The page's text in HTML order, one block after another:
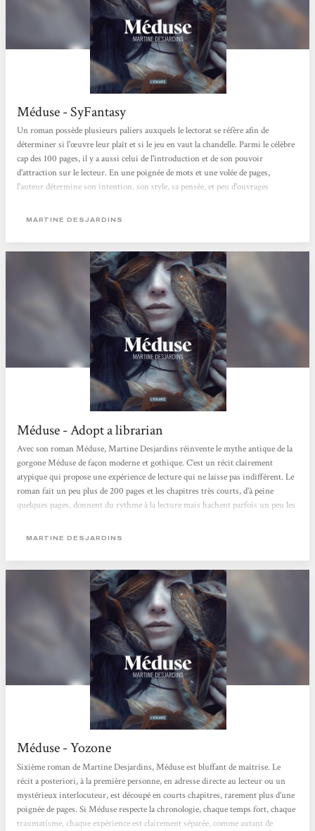
Méduse - SyFantasy
Un roman possède plusieurs paliers auxquels le lectorat se réfère afin de
déterminer si l'œuvre leur plaît et si le jeu en vaut la chandelle. Parmi le célèbre
cap des 100 pages, il y a aussi celui de l'introduction et de son pouvoir
d'attraction sur le lecteur. En une poignée de mots et une volée de pages,
l'auteur détermine son intention, son style, sa pensée, et peu d'ouvrages
soulevé la couverture. Pourtant, le sixième roman de Martine Desjardins,
MARTINE DESJARDINS
Méduse - Adopt a librarian
Avec son roman Méduse, Martine Desjardins réinvente le mythe antique de la
gorgone Méduse de façon moderne et gothique. C’est un récit clairement
atypique qui propose une expérience de lecture qui ne laisse pas indifférent. Le
roman fait un peu plus de 200 pages et les chapitres très courts, d’à peine
quelques pages, donnent du rythme à la lecture mais hachent parfois un peu les
soutenue avec une recherche très poussée dans le vocabulaire et l’utilisation de
MARTINE DESJARDINS
Méduse - Yozone
Sixième roman de Martine Desjardins, Méduse est bluffant de maîtrise. Le
récit a posteriori, à la première personne, en adresse directe au lecteur ou un
mystérieux interlocuteur, est découpé en courts chapitres, rarement plus d’une
poignée de pages. Si Méduse respecte la chronologie, chaque temps fort, chaque
traumatisme, chaque expérience est clairement séparée, comme autant de